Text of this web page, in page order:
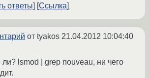
ответы
Ссылка
от tyakos 21.04.2012 10:04:40
ли? lsmod | grep nouveau, ни чего